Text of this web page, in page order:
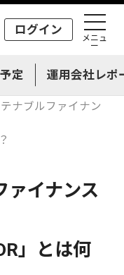
ログイン
メニュ
ー
定 運用会社レポ
ナブルファイナン
ァイナンス
」とは何